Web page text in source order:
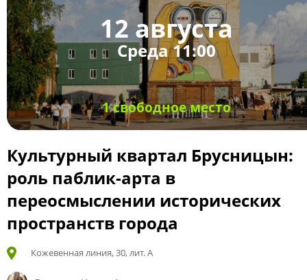
12 августа
Среда 11:00
1 свободное место
Культурный квартал Брусницын:
роль паблик-арта в
переосмыслении исторических
пространств города
Кожевенная линия, 30, лит. А